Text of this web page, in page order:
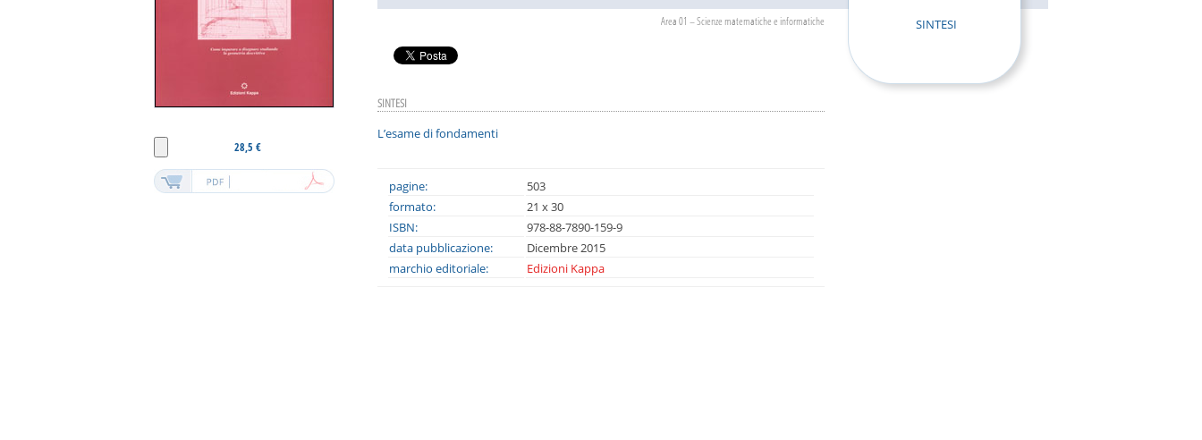
28,5 €
Area 01 – Scienze matematiche e informatiche
SINTESI
L’esame di fondamenti
pagine:
503
formato:
21 x 30
ISBN:
978-88-7890-159-9
data pubblicazione:
Dicembre 2015
marchio editoriale:
Edizioni Kappa
SINTESI